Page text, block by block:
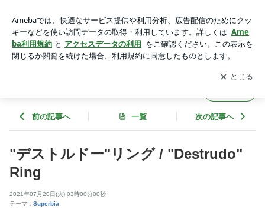
ルバーギークス）
アプリをダウンロードして ブログの更新通知
を受け取りまし
ょう。
開く
前の記事へ 一覧 次の記事へ
"デストルドー"リング / "Destrudo"
Ring
2021年07月20日(火) 03時00分00秒
テーマ： Superbia